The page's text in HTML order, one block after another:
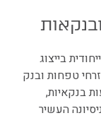
בייצוג
טפחות ובנק
בנקאיות,
העשיר